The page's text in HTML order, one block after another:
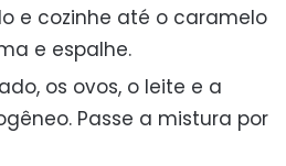
e cozinhe até o caramelo
e espalhe.
os ovos, o leite e a
Passe a mistura por